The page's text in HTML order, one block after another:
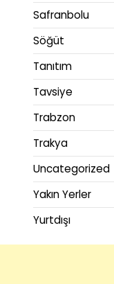
Safranbolu
Söğüt
Tanıtım
Tavsiye
Trabzon
Trakya
Uncategorized
Yakın Yerler
Yurtdışı